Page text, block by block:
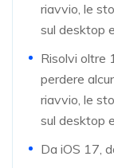
riavvio, le
sul desktop
Risolvi oltre
perdere
riavvio, le
sul desktop
Da iOS 17,